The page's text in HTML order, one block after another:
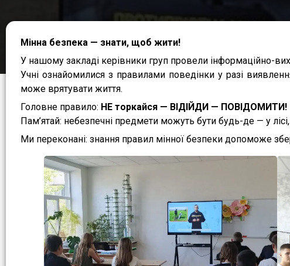
Мінна безпека — знати, щоб жити!
У нашому закладі керівники груп провели інформаційно-
Учні ознайомилися з правилами поведінки у разі
може врятувати життя.
Головне правило: НЕ торкайся — ВІДІЙДИ — ПОВІДОМИТИ!
Пам’ятай: небезпечні предмети можуть бути будь-де — у лісі,
Ми переконані: знання правил мінної безпеки допоможе